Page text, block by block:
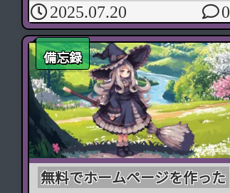
ーバルインストールする方法
について、自分の備忘録も兼
ねてまとめていこうと思いま...
2025.07.20 0
備忘録
無料でホームページを作った